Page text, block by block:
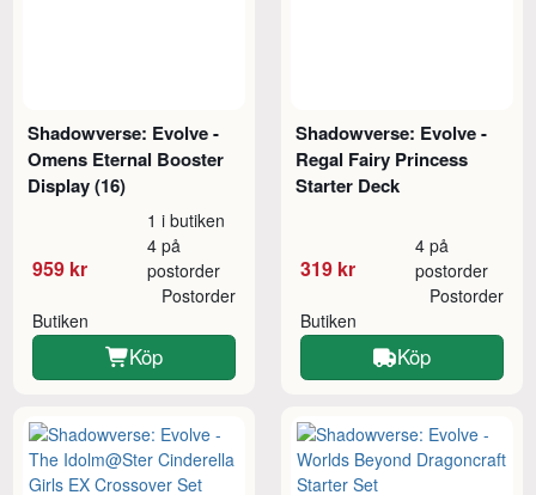
Shadowverse: Evolve -
Omens Eternal Booster
Display (16)
959 kr
1 i butiken
4 på
postorder
Butiken
Postorder
Köp
Shadowverse: Evolve -
Regal Fairy Princess
Starter Deck
319 kr
4 på
postorder
Butiken
Postorder
Köp